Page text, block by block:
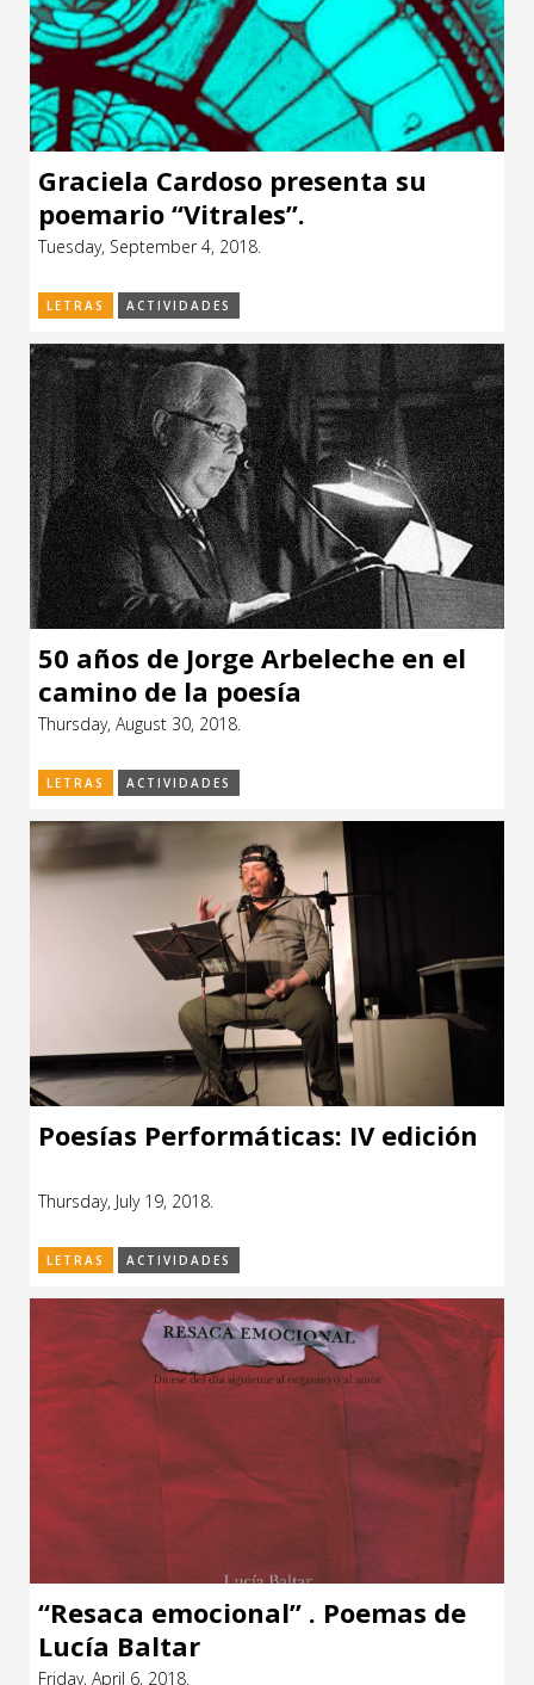
Graciela Cardoso presenta su
poemario “Vitrales”.
Tuesday, September 4, 2018.
LETRAS ACTIVIDADES
50 años de Jorge Arbeleche en el
camino de la poesía
Thursday, August 30, 2018.
LETRAS ACTIVIDADES
Poesías Performáticas: IV edición
Thursday, July 19, 2018.
LETRAS ACTIVIDADES
“Resaca emocional” . Poemas de
Lucía Baltar
Friday, April 6, 2018.